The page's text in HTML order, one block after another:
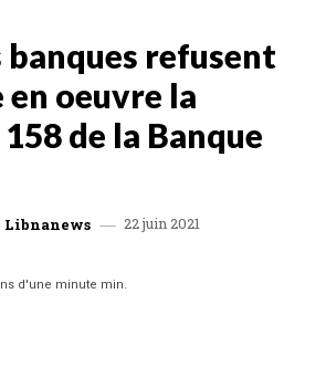
refusent
oeuvre la
de la Banque
Libnanews 22 juin 2021
d'une minute min.